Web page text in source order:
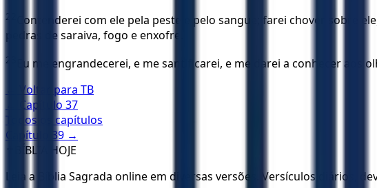
22
Contenderei com ele pela peste e pelo sangue; farei chover sobre
pedras de saraiva, fogo e enxofre.
23
Eu me engrandecerei, e me santificarei, e me darei a conhecer aos
← Voltar para TB
← Capítulo 37
Todos os capítulos
Capítulo
39 →
BÍBLIA HOJE
Leia a Bíblia Sagrada online em diversas versões. Versículos diários,